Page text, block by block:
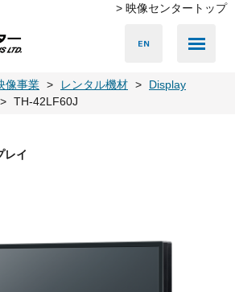
> 映像センタートップ
像事業 レンタル機材
Display
TH-42LF60J
レイ